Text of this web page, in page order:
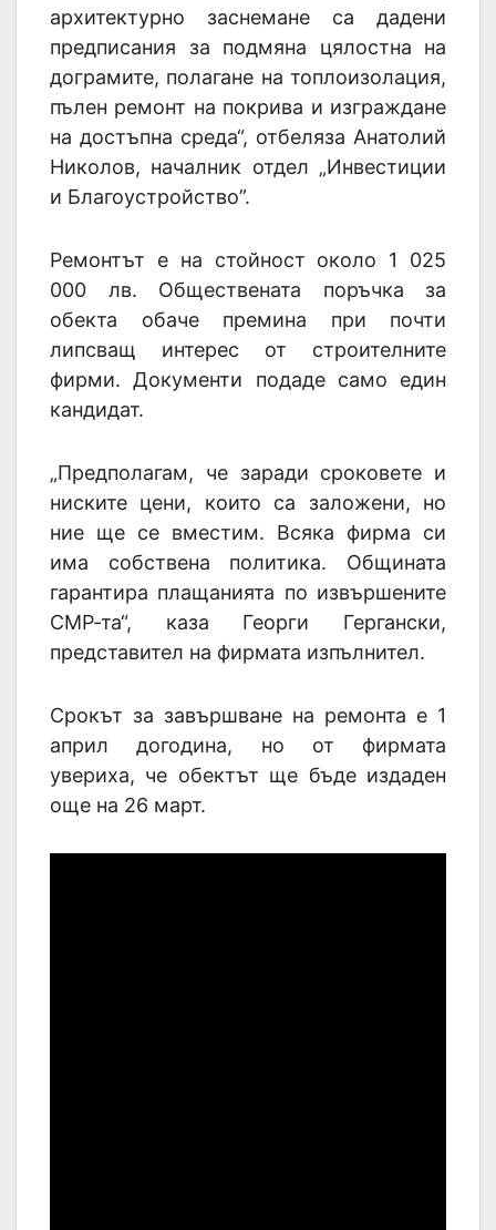
архитектурно заснемане са дадени
предписания за подмяна цялостна на
дограмите, полагане на топлоизолация,
пълен ремонт на покрива и изграждане
на достъпна среда“, отбеляза Анатолий
Николов, началник отдел „Инвестиции
и Благоустройство”.
Ремонтът е на стойност около 1 025
000 лв. Обществената поръчка за
обекта обаче премина при почти
липсващ интерес от строителните
фирми. Документи подаде само един
кандидат.
„Предполагам, че заради сроковете и
ниските цени, които са заложени, но
ние ще се вместим. Всяка фирма си
има собствена политика. Общината
гарантира плащанията по извършените
СМР-та“, каза Георги Гергански,
представител на фирмата изпълнител.
Срокът за завършване на ремонта е 1
април догодина, но от фирмата
увериха, че обектът ще бъде издаден
още на 26 март.